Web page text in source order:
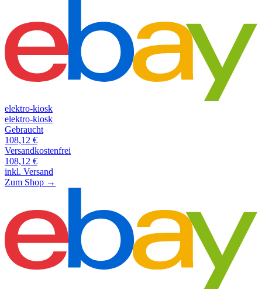
elektro-kiosk
elektro-kiosk
Gebraucht
108,12 €
Versandkostenfrei
108,12 €
inkl. Versand
Zum Shop →